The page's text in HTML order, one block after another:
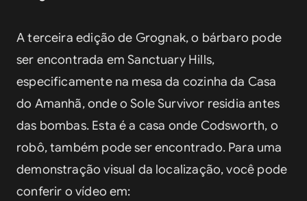
A terceira edição de Grognak, o bárbaro pode
ser encontrada em Sanctuary Hills,
especificamente na mesa da cozinha da Casa
do Amanhã, onde o Sole Survivor residia antes
das bombas. Esta é a casa onde Codsworth, o
robô, também pode ser encontrado. Para uma
demonstração visual da localização, você pode
conferir o vídeo em: